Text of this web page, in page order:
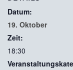
Datum:
19. Oktober
Zeit:
18:30